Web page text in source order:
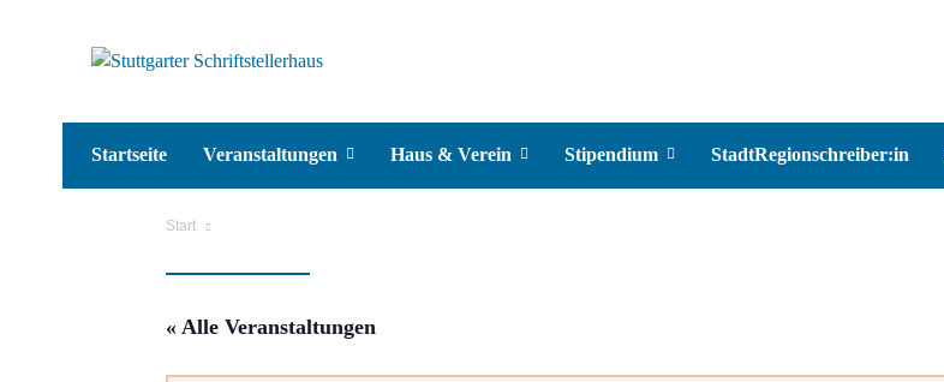
Startseite Veranstaltungen Haus & Verein Stipendium StadtRegionschreiber:in
Start
« Alle Veranstaltungen